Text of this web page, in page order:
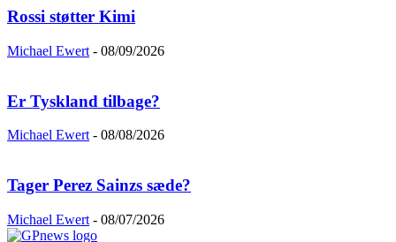
Rossi støtter Kimi
Michael Ewert - 08/09/2026
Er Tyskland tilbage?
Michael Ewert - 08/08/2026
Tager Perez Sainzs sæde?
Michael Ewert - 08/07/2026